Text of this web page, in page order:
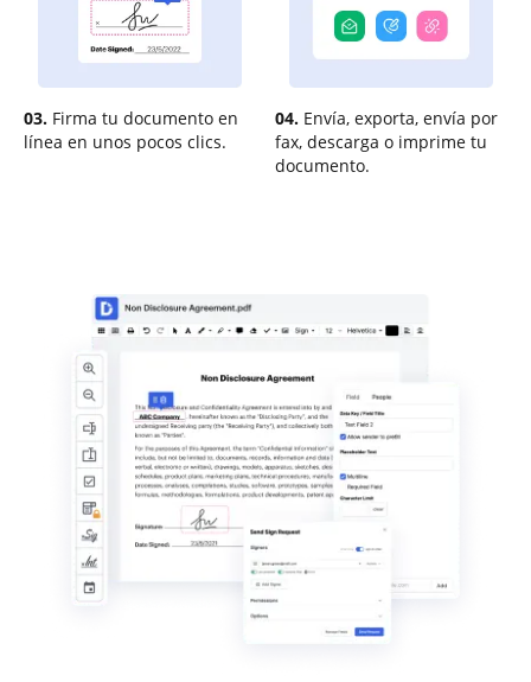
03. Firma tu documento en
línea en unos pocos clics.
04. Envía, exporta, envía por
fax, descarga o imprime tu
documento.